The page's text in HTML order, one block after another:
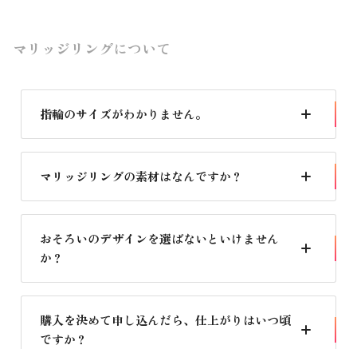
マリッジリングについて
指輪のサイズがわかりません。
計測するリングゲージを同梱しておりますのでご自身で計
測することができます。不安な場合はお問合せください。
マリッジリングの素材はなんですか？
熱や酸に強く、日常使いでも変色・変質しないプラチナを
採用しています。
おそろいのデザインを選ばないといけません
か？
一般的にはおそろいを選ぶお客様が多いのですが、ちがっ
ていても大丈夫です。
購入を決めて申し込んだら、仕上がりはいつ頃
ですか？